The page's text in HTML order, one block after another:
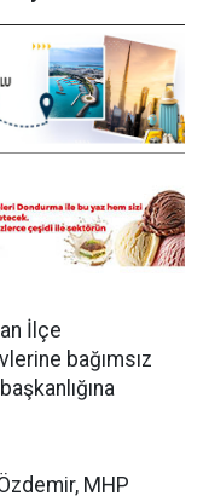
İlçe
bağımsız
MHP